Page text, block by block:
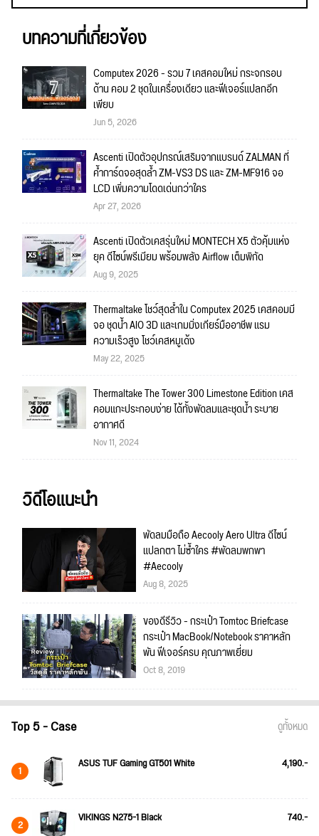
บทความที่เกี่ยวข้อง
Computex 2026 - รวม 7 เคสคอมใหม่ กระจกรอบ
ด้าน คอม 2 ชุดในเครื่องเดียว และฟีเจอร์แปลกอีก
เพียบ
Jun 5, 2026
Ascenti เปิดตัวอุปกรณ์เสริมจากแบรนด์ ZALMAN ที่
ค้ำการ์ดจอสุดล้ำ ZM-VS3 DS และ ZM-MF916 จอ
LCD เพิ่มความโดดเด่นกว่าใคร
Apr 27, 2026
Ascenti เปิดตัวเคสรุ่นใหม่ MONTECH X5 ตัวคุ้มแห่ง
ยุค ดีไซน์พรีเมียม พร้อมพลัง Airflow เต็มพิกัด
Aug 9, 2025
Thermaltake โชว์สุดล้ำใน Computex 2025 เคสคอมมี
จอ ชุดน้ำ AIO 3D และเกมมิ่งเกียร์มืออาชีพ แรม
ความเร็วสูง โชว์เคสหมูเด้ง
May 22, 2025
Thermaltake The Tower 300 Limestone Edition เคส
คอมแกะประกอบง่าย ได้ทั้งพัดลมและชุดน้ำ ระบาย
อากาศดี
Nov 11, 2024
วิดีโอแนะนำ
พัดลมมือถือ Aecooly Aero Ultra ดีไซน์
แปลกตา ไม่ซ้ำใคร #พัดลมพกพา
#Aecooly
Aug 8, 2025
ของดีรีวิว - กระเป๋า Tomtoc Briefcase
กระเป๋า MacBook/Notebook ราคาหลัก
พัน ฟีเจอร์ครบ คุณภาพเยี่ยม
Oct 8, 2019
Top 5 - Case ดูทั้งหมด
1 ASUS TUF Gaming GT501 White 4,190.-
2 VIKINGS N275-1 Black 740.-